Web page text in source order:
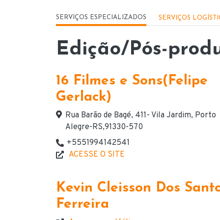
Menu - Serviços
SERVIÇOS ESPECIALIZADOS SERVIÇOS
Edição/Pós-
16 Filmes e Sons(Felipe
Gerlack)
Endereço
Rua Barão de Bagé, 411- Vila Jardim, Porto
Alegre-RS,91330-570
Telefone(s) de contato
+5551994142541
Website
ACESSE O SITE
Kevin Cleisson Dos
Ferreira